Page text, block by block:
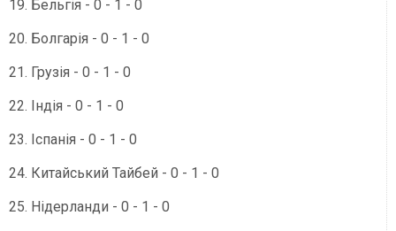
19. Бельгія - 0 - 1 - 0
20. Болгарія - 0 - 1 - 0
21. Грузія - 0 - 1 - 0
22. Індія - 0 - 1 - 0
23. Іспанія - 0 - 1 - 0
24. Китайський Тайбей - 0 - 1 - 0
25. Нідерланди - 0 - 1 - 0